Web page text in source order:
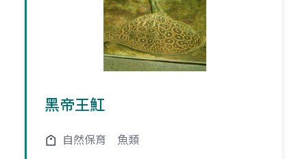
黑帝王魟
自然保育 魚類